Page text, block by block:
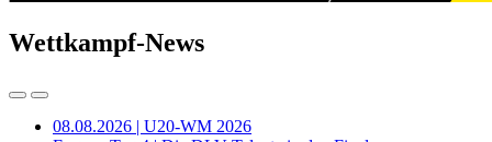
Wettkampf-News
08.08.2026 | U20-WM 2026